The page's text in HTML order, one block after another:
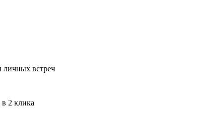
личных встреч
2 клика